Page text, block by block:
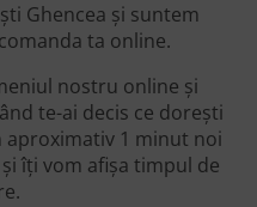
Ghencea și suntem
ta online.
nostru online și
te-ai decis ce dorești
aproximativ 1 minut noi
îți vom afișa timpul de